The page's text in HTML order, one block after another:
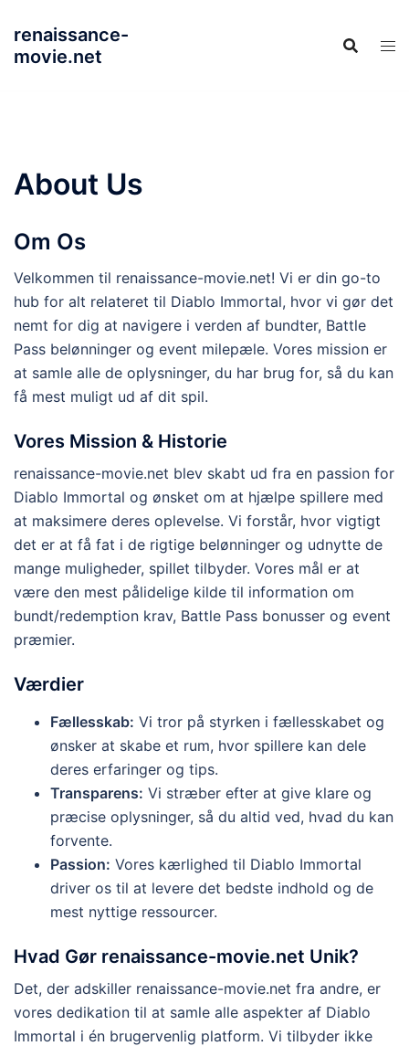
content
renaissance-
movie.net
About Us
Om Os
Velkommen til renaissance-movie.net! Vi er din go-to
hub for alt relateret til Diablo Immortal, hvor vi gør det
nemt for dig at navigere i verden af bundter, Battle
Pass belønninger og event milepæle. Vores mission er
at samle alle de oplysninger, du har brug for, så du kan
få mest muligt ud af dit spil.
Vores Mission & Historie
renaissance-movie.net blev skabt ud fra en passion for
Diablo Immortal og ønsket om at hjælpe spillere med
at maksimere deres oplevelse. Vi forstår, hvor vigtigt
det er at få fat i de rigtige belønninger og udnytte de
mange muligheder, spillet tilbyder. Vores mål er at
være den mest pålidelige kilde til information om
bundt/redemption krav, Battle Pass bonusser og event
præmier.
Værdier
Fællesskab: Vi tror på styrken i fællesskabet og
ønsker at skabe et rum, hvor spillere kan dele
deres erfaringer og tips.
Transparens: Vi stræber efter at give klare og
præcise oplysninger, så du altid ved, hvad du kan
forvente.
Passion: Vores kærlighed til Diablo Immortal
driver os til at levere det bedste indhold og de
mest nyttige ressourcer.
Hvad Gør renaissance-movie.net Unik?
Det, der adskiller renaissance-movie.net fra andre, er
vores dedikation til at samle alle aspekter af Diablo
Immortal i én brugervenlig platform. Vi tilbyder ikke